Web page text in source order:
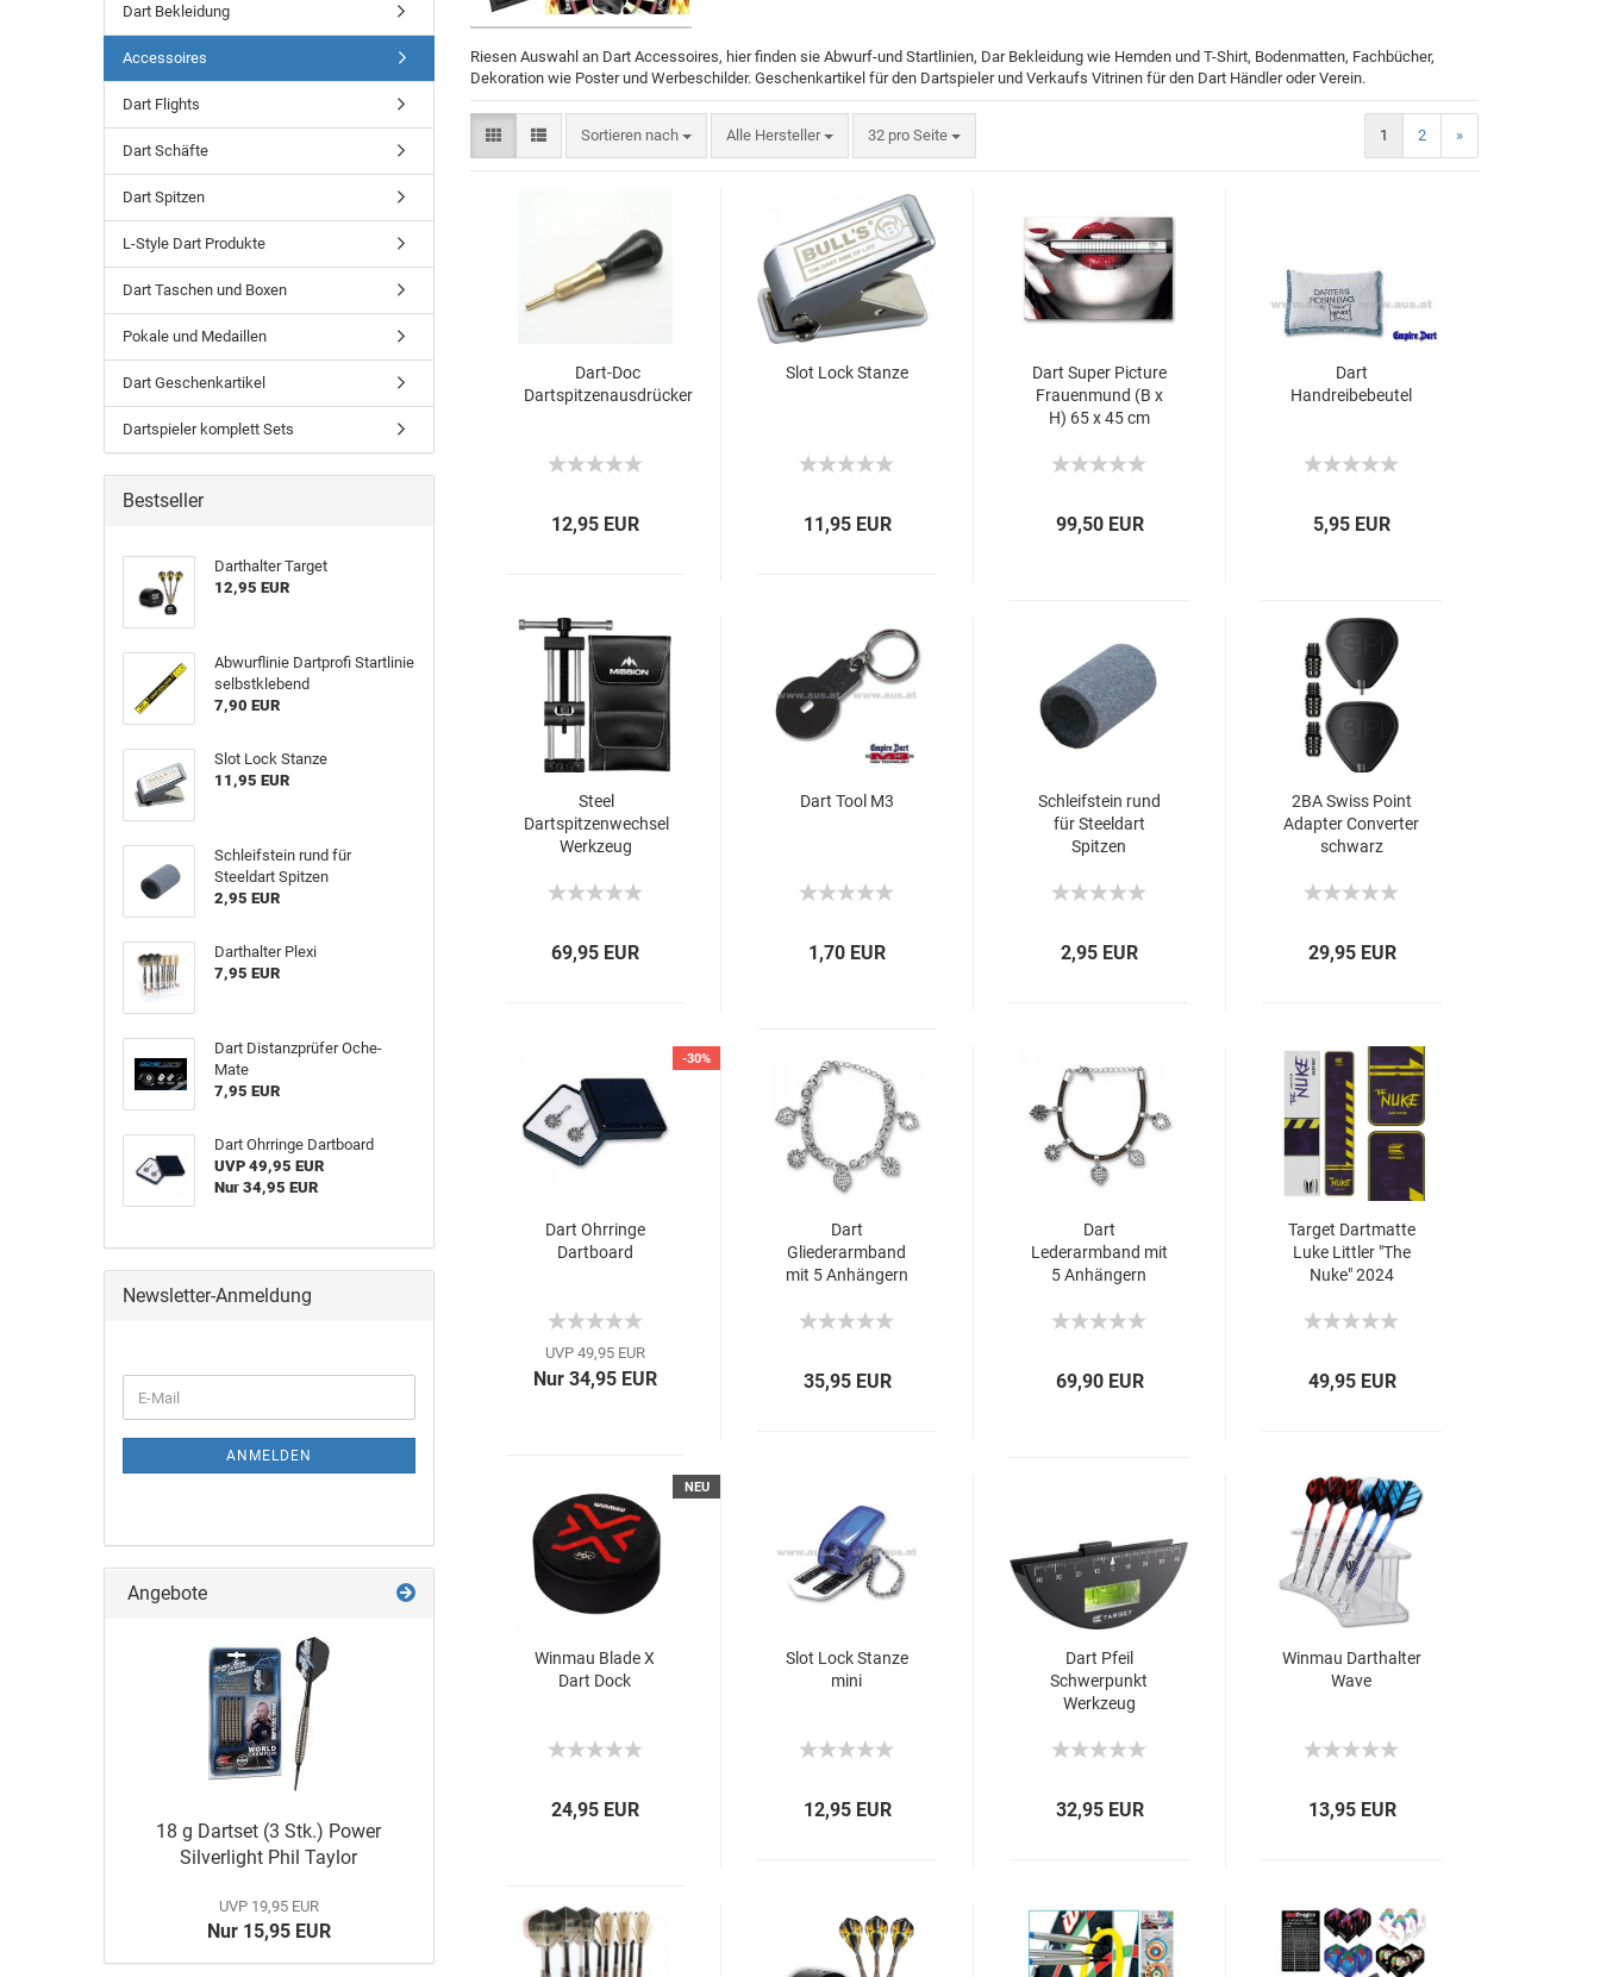
Riesen Auswahl an Dart Accessoires, hier finden sie Abwurf-und Startlinien, Dar Bekleidung wie Hemden und T-Shirt, Bodenmatten, Fachbücher,
Dekoration wie Poster und Werbeschilder. Geschenkartikel für den Dartspieler und Verkaufs Vitrinen für den Dart Händler oder Verein.
Sortieren nach Alle Hersteller 32 pro Seite 1 2 »
Dart-Doc
Dartspitzenausdrücker
12,95 EUR
Slot Lock Stanze
11,95 EUR
Dart Super Picture
Frauenmund (B x
H) 65 x 45 cm
99,50 EUR
Dart
Handreibebeutel
5,95 EUR
Steel
Dartspitzenwechsel
Werkzeug
69,95 EUR
Dart Tool M3
1,70 EUR
Schleifstein rund
für Steeldart
Spitzen
2,95 EUR
2BA Swiss Point
Adapter Converter
schwarz
29,95 EUR
-30%
Dart Ohrringe
Dartboard
UVP 49,95 EUR
Nur 34,95 EUR
Dart
Gliederarmband
mit 5 Anhängern
35,95 EUR
Dart
Lederarmband mit
5 Anhängern
69,90 EUR
Target Dartmatte
Luke Littler "The
Nuke" 2024
49,95 EUR
NEU
Winmau Blade X
Dart Dock
24,95 EUR
Slot Lock Stanze
mini
12,95 EUR
Dart Pfeil
Schwerpunkt
Werkzeug
32,95 EUR
Winmau Darthalter
Wave
13,95 EUR
Dart Bekleidung
Accessoires
Dart Flights
Dart Schäfte
Dart Spitzen
L-Style Dart Produkte
Dart Taschen und Boxen
Pokale und Medaillen
Dart Geschenkartikel
Dartspieler komplett Sets
Bestseller
Darthalter Target
12,95 EUR
Abwurflinie Dartprofi Startlinie
selbstklebend
7,90 EUR
Slot Lock Stanze
11,95 EUR
Schleifstein rund für
Steeldart Spitzen
2,95 EUR
Darthalter Plexi
7,95 EUR
Dart Distanzprüfer Oche-
Mate
7,95 EUR
Dart Ohrringe Dartboard
UVP 49,95 EUR
Nur 34,95 EUR
Newsletter-Anmeldung
ANMELDEN
Angebote
18 g Dartset (3 Stk.) Power
Silverlight Phil Taylor
UVP 19,95 EUR
Nur 15,95 EUR